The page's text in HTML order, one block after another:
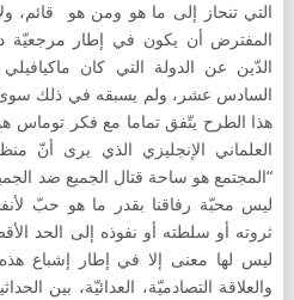
التي تنحاز إلى ما هو ومن هو قائم،
المفترض أن يكون في إطار مرجعيّة
الدّين عن الدولة التي كان
السادس عشر، ولم يسبقه في ذلك
العلماني الإنجليزي الذي يرى أنّ
“المجتمع هو ساحة قتال الجميع ضد
ليس محبّة رفاقنا بقدر ما هو حبّ
ثروته أو سلطته أو نفوذه إلى الحد
ليس لها معنى إلا في إطار إشباع
والعلاقة التصادميّة، العدائيّة، بين